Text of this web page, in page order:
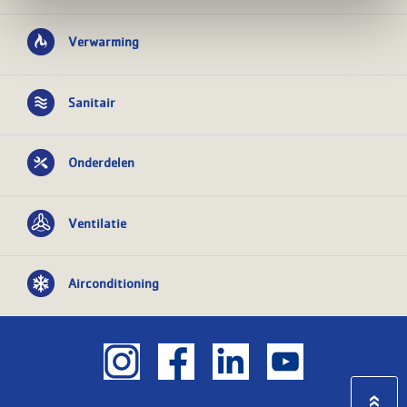
Verwarming
Sanitair
Onderdelen
Ventilatie
Airconditioning